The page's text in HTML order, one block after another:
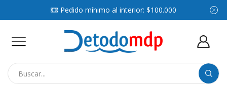
Pedido mínimo al interior: $100.000